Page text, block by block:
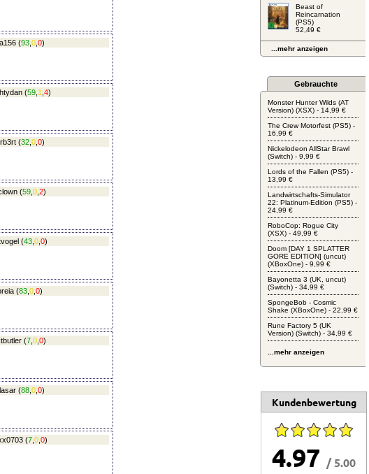
(93, 0, 0)
(59 1 4)
(32, 0, 0)
(59 0 2)
(43 0 0)
(83 0 0)
(7 0 0)
(88 0 0)
(7 0 0)
Beast of
Reincarnation
(PS5)
52,49 €
...mehr anzeigen
Gebrauchte
Monster Hunter Wilds (AT
Version) (XSX) - 14,99 €
The Crew Motorfest (PS5) -
16,99 €
Nickelodeon AllStar Brawl
(Switch) - 9,99 €
Lords of the Fallen (PS5) -
13,99 €
Landwirtschafts-Simulator
22: Platinum-Edition (PS5) -
24,99 €
RoboCop: Rogue City
(XSX) - 49,99 €
Doom [DAY 1 SPLATTER
GORE EDITION] (uncut)
(XBoxOne) - 9,99 €
Bayonetta 3 (UK, uncut)
(Switch) - 34,99 €
SpongeBob - Cosmic
Shake (XBoxOne) - 22,99 €
Rune Factory 5 (UK
Version) (Switch) - 34,99 €
...mehr anzeigen
Kundenbewertung
4.97 / 5.00